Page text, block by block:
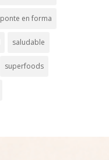
ponte en forma
saludable
superfoods